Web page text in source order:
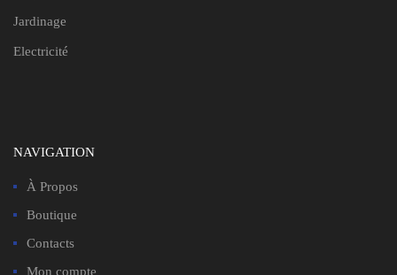
Jardinage
Electricité
NAVIGATION
À Propos
Boutique
Contacts
Mon compte